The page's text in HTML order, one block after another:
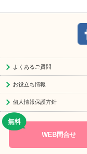
よくあるご質問
お役立ち情報
個人情報保護方針
WEB問合せ